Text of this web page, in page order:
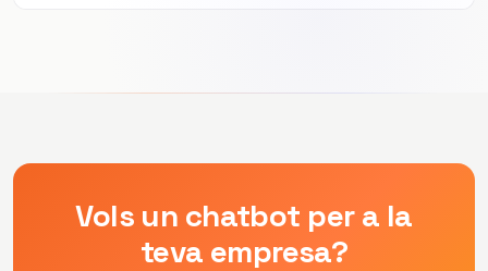
Vols un chatbot per a la
teva empresa?